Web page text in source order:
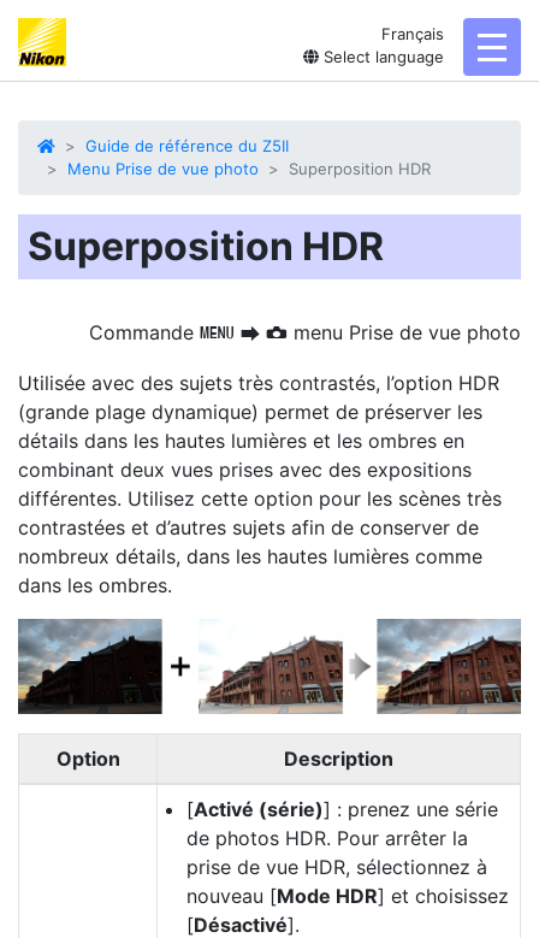
Français
Select language
Guide de référence du Z5II
Menu Prise de vue photo
Superposition HDR
Superposition HDR
Commande G U C menu Prise de vue photo
Utilisée avec des sujets très contrastés, l’option HDR
(grande plage dynamique) permet de préserver les
détails dans les hautes lumières et les ombres en
combinant deux vues prises avec des expositions
différentes. Utilisez cette option pour les scènes très
contrastées et d’autres sujets afin de conserver de
nombreux détails, dans les hautes lumières comme
dans les ombres.
Option Description
[Activé (série)] : prenez une série
de photos HDR. Pour arrêter la
prise de vue HDR, sélectionnez à
nouveau [Mode HDR] et choisissez
[Désactivé].